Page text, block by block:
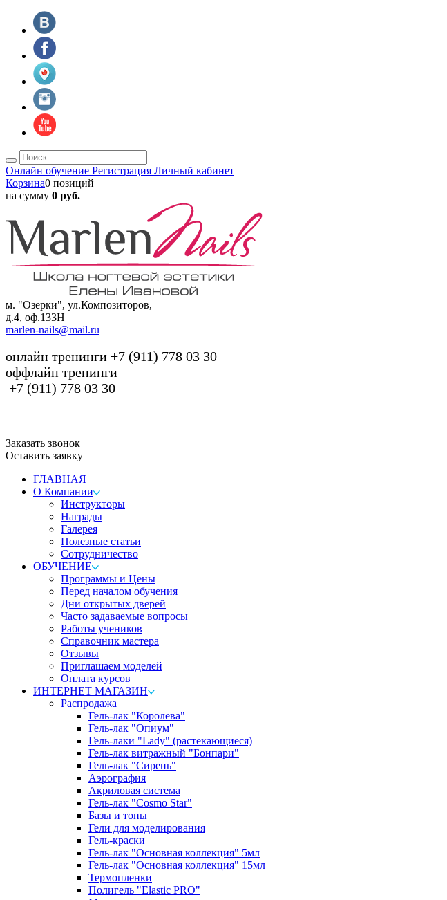
Онлайн обучение Регистрация Личный кабинет
Корзина0 позиций
на сумму 0 руб.
м. "Озерки", ул.Композиторов,
д.4, оф.133H
marlen-nails@mail.ru
онлайн тренинги +7 (911) 778 03 30
оффлайн тренинги
+7 (911) 778 03 30
Заказать звонок
Оставить заявку
ГЛАВНАЯ
О Компании
Инструкторы
Награды
Галерея
Полезные статьи
Сотрудничество
ОБУЧЕНИЕ
Программы и Цены
Перед началом обучения
Дни открытых дверей
Часто задаваемые вопросы
Работы учеников
Справочник мастера
Отзывы
Приглашаем моделей
Оплата курсов
ИНТЕРНЕТ МАГАЗИН
Распродажа
Гель-лак "Королева"
Гель-лак "Опиум"
Гель-лаки "Lady" (растекающиеся)
Гель-лак витражный "Бонпари"
Гель-лак "Сирень"
Аэрография
Акриловая система
Гель-лак "Cosmo Star"
Базы и топы
Гели для моделирования
Гель-краски
Гель-лак "Основная коллекция" 5мл
Гель-лак "Основная коллекция" 15мл
Термопленки
Полигель "Elastic PRO"